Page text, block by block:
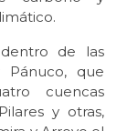
de las
Pánuco, que
cuencas
y otras,